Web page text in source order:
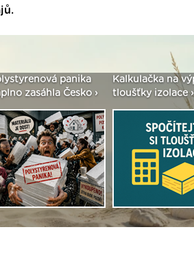
.
panika
zasáhla Česko ›
Kalkulačka na
tloušťky izolace ›